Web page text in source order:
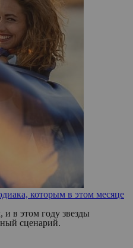
которым в этом месяце
в этом году звезды
сценарий.